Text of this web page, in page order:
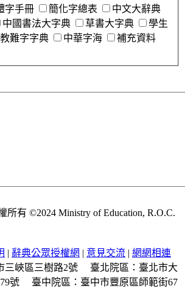
字手冊 簡化字總表
中文大辭典
中國書法大字典 草書大字典
學生
難字字典 中華字海
補充資料
所有 ©2024 Ministry of Education, R.O.C.
| 辭典公眾授權網 | 意見交流 | 網網相連
三峽區三樹路2號
臺北院區：臺北市大
號
臺中院區：臺中市豐原區師範街67